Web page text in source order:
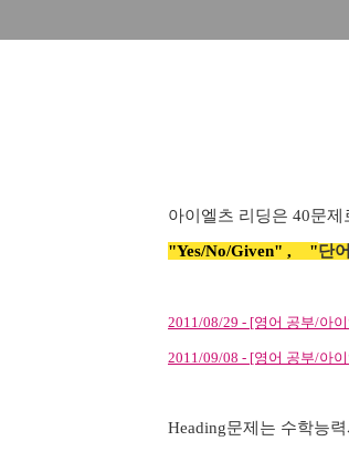
아이엘츠 리딩은 40문제
"Yes/No/Given" , "단
2011/08/29 - [영어 공부/아
2011/09/08 - [영어 공부/아
Heading문제는 수학능